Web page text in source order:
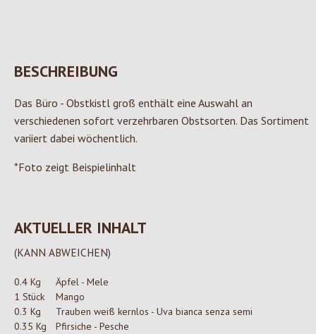
BESCHREIBUNG
Das Büro - Obstkistl groß enthält eine Auswahl an
verschiedenen sofort verzehrbaren Obstsorten. Das Sortiment
variiert dabei wöchentlich.
*Foto zeigt Beispielinhalt
AKTUELLER INHALT
(KANN ABWEICHEN)
0.4 Kg
Äpfel - Mele
1 Stück
Mango
0.3 Kg
Trauben weiß kernlos - Uva bianca senza semi
0.35 Kg
Pfirsiche - Pesche